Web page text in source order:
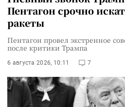
Пентагон срочно
ракеты
Пентагон провел экстренное
после критики Трампа
6 августа 2026, 10:11 7